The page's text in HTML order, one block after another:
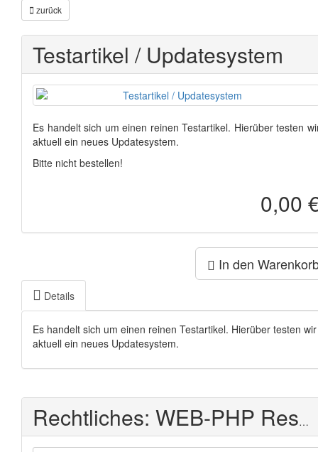
zurück
Testartikel / Updatesystem
Es handelt sich um einen reinen Testartikel. Hierüber testen
aktuell ein neues Updatesystem.
Bitte nicht bestellen!
0,00
In den
Details
Es handelt sich um einen reinen Testartikel. Hierüber testen wir
aktuell ein neues Updatesystem.
Rechtliches: WEB-PHP Reseller Shop